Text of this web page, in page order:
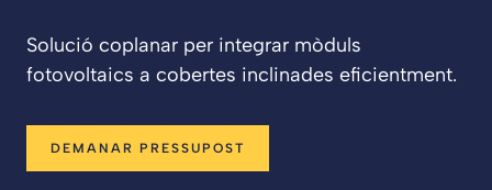
Solució coplanar per integrar mòduls
fotovoltaics a cobertes inclinades eficientment.
DEMANAR PRESSUPOST